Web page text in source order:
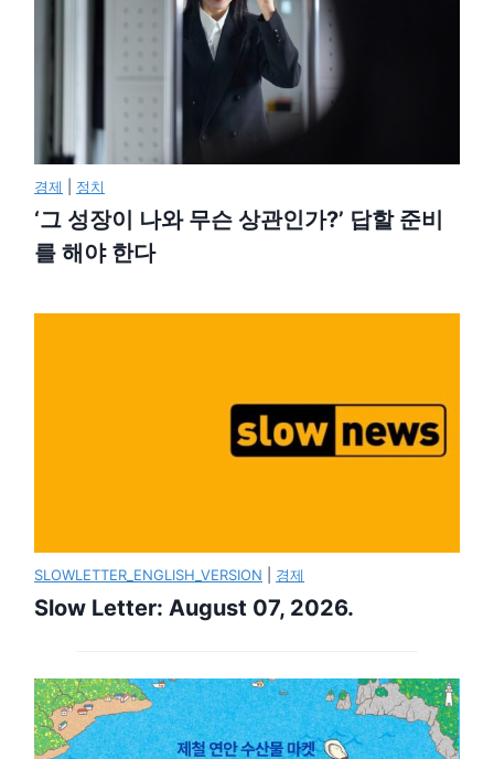
경제 정치
‘그 성장이 나와 무슨 상관인가?’ 답할 준비
를 해야 한다
SLOWLETTER_ENGLISH_VERSION 경제
Slow Letter: August 07, 2026.